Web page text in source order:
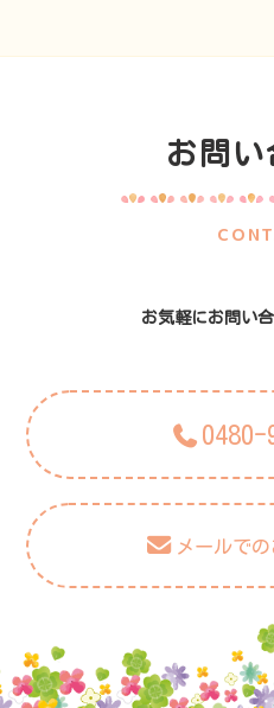
お問い
お気軽にお問い
0480-
メールで